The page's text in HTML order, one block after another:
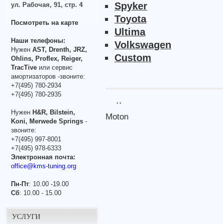
ул. Рабочая, 91, стр. 4
Посмотреть на карте
Наши телефоны:
Нужен AST, Drenth, JRZ,
Ohlins, Proflex, Reiger,
TracTive или сервис
амортизаторов -звоните:
+7(495) 780-2934
+7(495) 780-2935
Нужен H&R, Bilstein,
Koni, Merwede Springs -
звоните:
+7(495) 997-8001
+7(495) 978-6333
Электронная почта:
office@kms-tuning.org
Пн-Пт: 10.00 -19.00
Сб: 10.00 - 15.00
УСЛУГИ
Spyker
Toyota
Ultima
Volkswagen
Custom
..
Moton